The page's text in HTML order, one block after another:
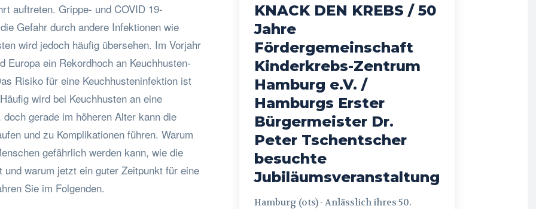
auftreten. Grippe- und COVID 19-
Gefahr durch andere Infektionen wie
wird jedoch häufig übersehen. Im Vorjahr
Europa ein Rekordhoch an Keuchhusten-
Risiko für eine Keuchhusteninfektion ist
wird bei Keuchhusten an eine
gerade im höheren Alter kann die
und zu Komplikationen führen. Warum
gefährlich werden kann, wie die
und warum jetzt ein guter Zeitpunkt für eine
Sie im Folgenden.
KNACK DEN KREBS / 50
Jahre
Fördergemeinschaft
Kinderkrebs-Zentrum
Hamburg e.V. /
Hamburgs Erster
Bürgermeister Dr.
Peter Tschentscher
besuchte
Jubiläumsveranstaltung
Hamburg (ots) - Anlässlich ihres 50.